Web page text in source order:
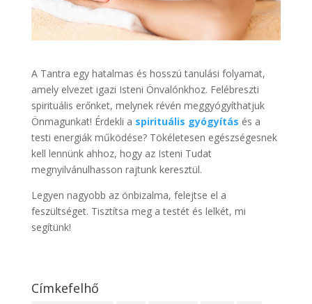
A Tantra egy hatalmas és hosszú tanulási folyamat,
amely elvezet igazi Isteni Önvalónkhoz. Felébreszti
spirituális erőnket, melynek révén meggyógyíthatjuk
Önmagunkat! Érdekli a spirituális gyógyítás és a
testi energiák működése? Tökéletesen egészségesnek
kell lennünk ahhoz, hogy az Isteni Tudat
megnyilvánulhasson rajtunk keresztül.
Legyen nagyobb az önbizalma, felejtse el a
feszültséget. Tisztítsa meg a testét és lelkét, mi
segítünk!
Címkefelhő